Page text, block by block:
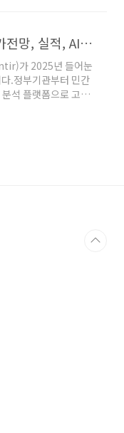
2025 팔란티어 테크놀로지스 주가전망, 실적, AI 사업현황 총정리
가 2025년 들어눈
.정부기관부터 민간
석 플랫폼으로 고속
습니다.1. 2025년
출: 8.84억 달러, 전
성장영업이익률: